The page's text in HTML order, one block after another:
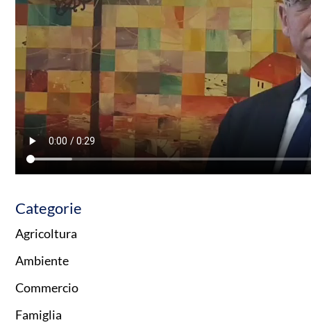
Categorie
Agricoltura
Ambiente
Commercio
Famiglia